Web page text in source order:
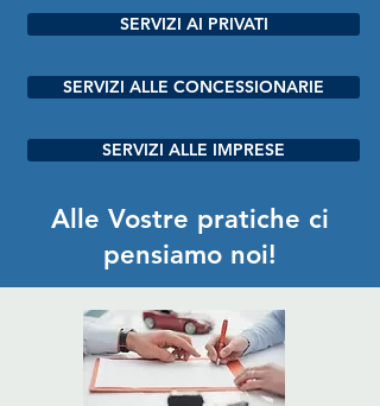
SERVIZI AI PRIVATI
SERVIZI ALLE CONCESSIONARIE
SERVIZI ALLE IMPRESE
Alle Vostre pratiche ci
pensiamo noi!